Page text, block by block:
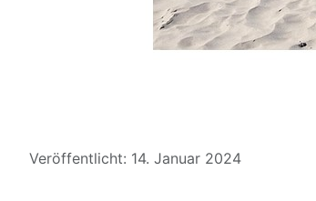
Details
Veröffentlicht: 14. Januar 2024